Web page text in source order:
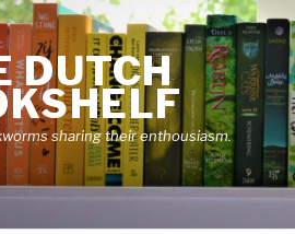
DUTCH
sharing their enthousiasm.